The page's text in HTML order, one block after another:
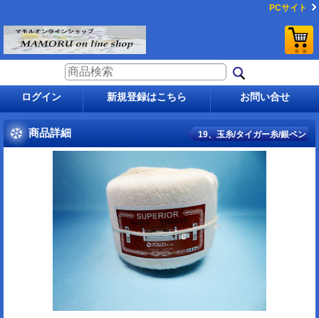
PCサイト
ログイン 新規登録はこちら お問い合せ
商品詳細 19、玉糸/タイガー糸/銀ペン